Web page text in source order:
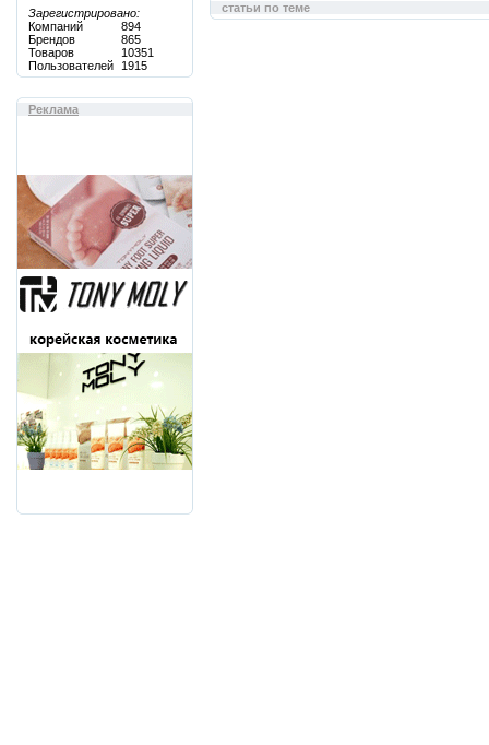
Зарегистрировано:
Компаний
894
Брендов
865
Товаров
10351
Пользователей
1915
Реклама
статьи по теме